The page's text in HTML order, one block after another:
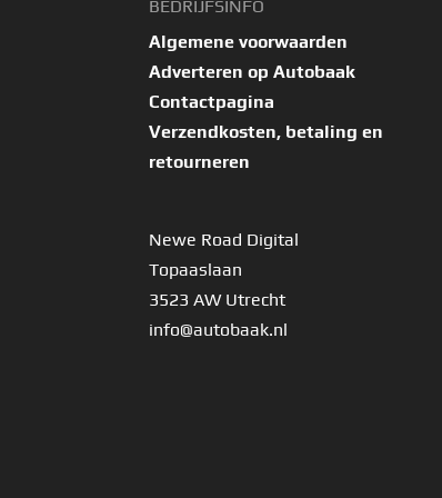
BEDRIJFSINFO
Algemene voorwaarden
Adverteren op Autobaak
Contactpagina
Verzendkosten, betaling en
retourneren
Newe Road Digital
Topaaslaan
3523 AW Utrecht
info@autobaak.nl